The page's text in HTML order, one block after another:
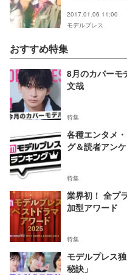
2017.01.06 11:00
モデルプレス
おすすめ特集
8月のカバーモ
文哉
特集
各種エンタメ
グ＆読者アン
特集
業界初！ 全プ
加型アワード
特集
モデルプレス
秘訣」